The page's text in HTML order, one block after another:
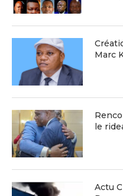
Marc
le
Actu